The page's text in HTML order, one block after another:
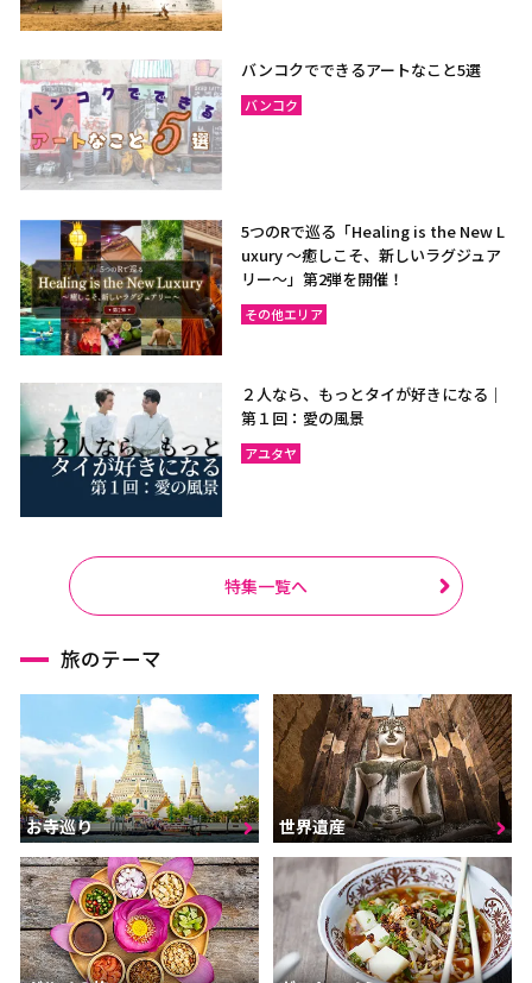
バンコクでできるアートなこと5選
バンコク
5つのRで巡る「Healing is the New L
uxury ～癒しこそ、新しいラグジュア
リー〜」第2弾を開催！
その他エリア
２人なら、もっとタイが好きになる｜
第１回：愛の風景
アユタヤ
特集一覧へ
旅のテーマ
お寺巡り 世界遺産